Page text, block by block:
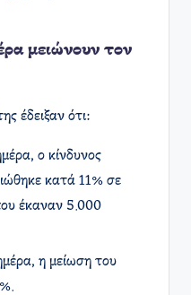
μειώνουν τον
έδειξαν ότι:
ο κίνδυνος
κατά 11% σε
έκαναν 5.000
η μείωση του